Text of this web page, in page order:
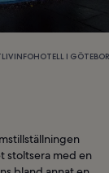
INFOHOTELL I
stoltsera med en